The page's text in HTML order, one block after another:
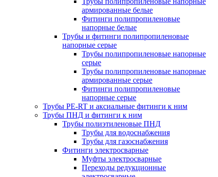
армированные белые
Фитинги полипропиленовые
напорные белые
Трубы и фитинги полипропиленовые
напорные серые
Трубы полипропиленовые напорные
серые
Трубы полипропиленовые напорные
армированные серые
Фитинги полипропиленовые
напорные серые
Трубы PE-RT и аксиальные фитинги к ним
Трубы ПНД и фитинги к ним
Трубы полиэтиленовые ПНД
Трубы для водоснабжения
Трубы для газоснабжения
Фитинги электросварные
Муфты электросварные
Переходы редукционные